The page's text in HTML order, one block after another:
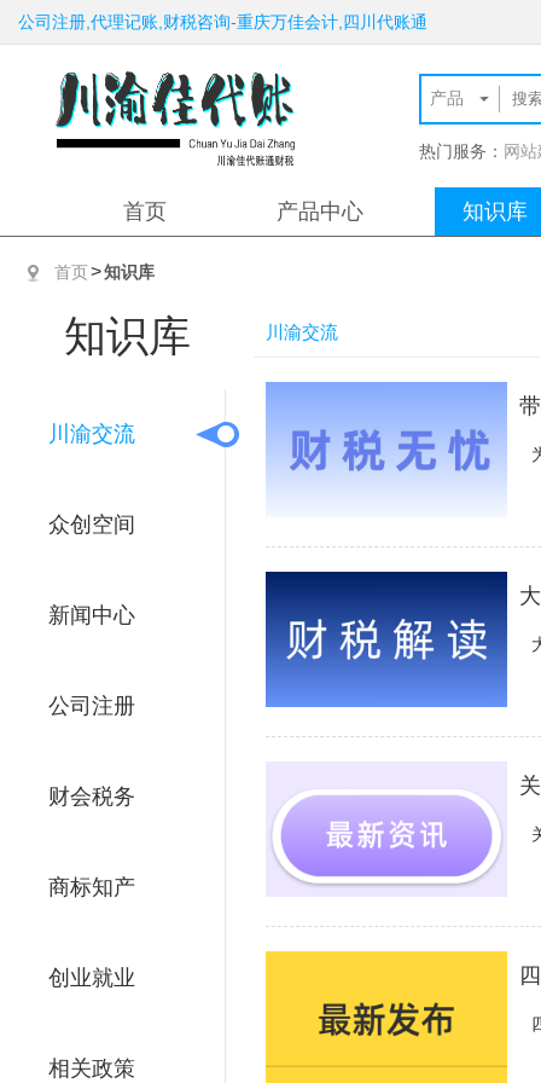
公司注册,代理记账,财税咨询-重庆万佳会计,四川代账通
热门服务： 网
首页 产品中心 知识库
首页>知识库
知识库
川渝交流
众创空间
新闻中心
公司注册
财会税务
商标知产
创业就业
相关政策
川渝交流